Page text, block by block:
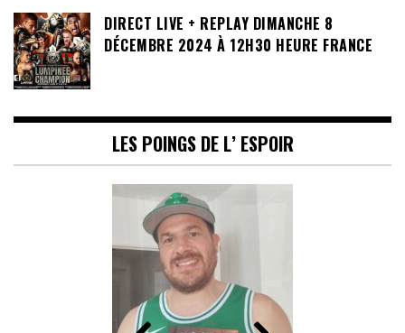
DIRECT LIVE + REPLAY DIMANCHE 8
DÉCEMBRE 2024 À 12H30 HEURE FRANCE
LES POINGS DE L’ ESPOIR